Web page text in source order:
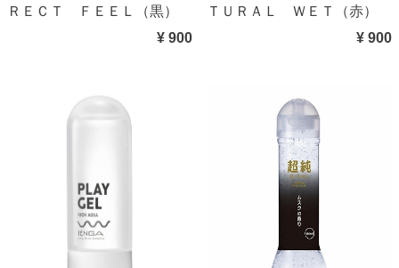
ＲＥＣＴ ＦＥＥＬ（黒）
¥ 900
ＴＵＲＡＬ ＷＥＴ（赤）
¥ 900